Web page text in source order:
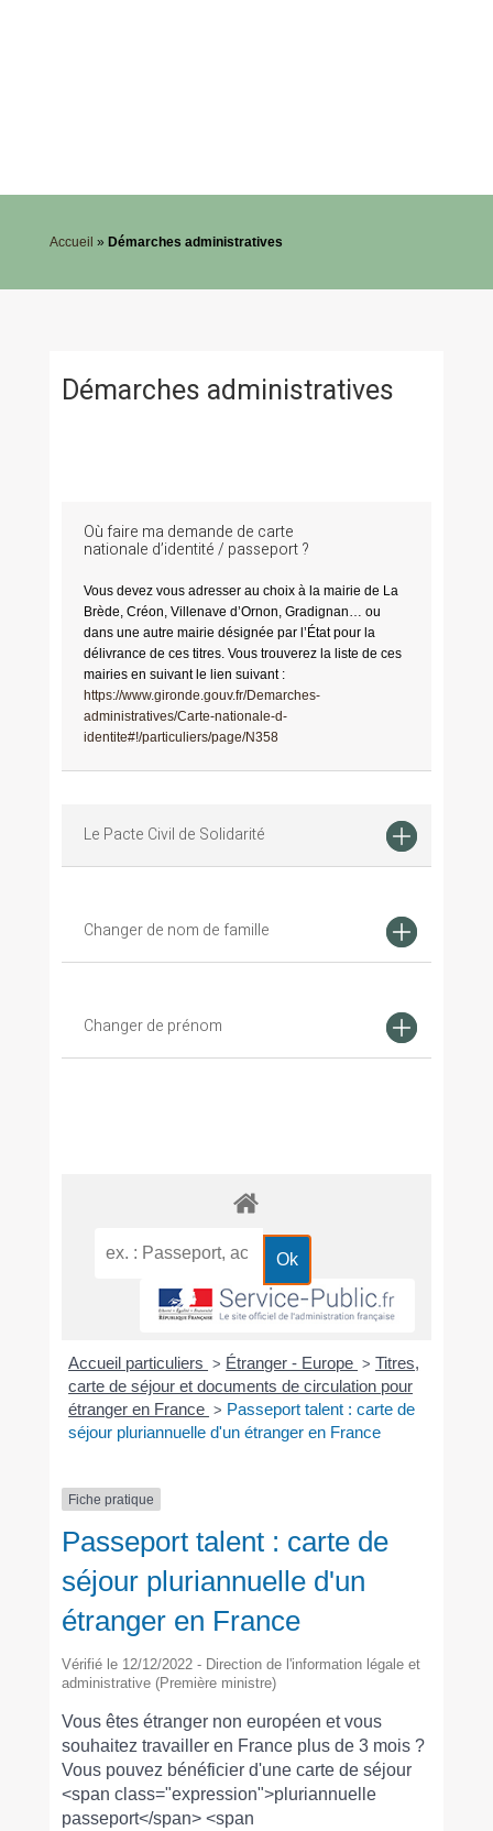
Accueil » Démarches administratives
Démarches administratives
Où faire ma demande de carte
nationale d’identité / passeport ?
Vous devez vous adresser au choix à la mairie de La
Brède, Créon, Villenave d’Ornon, Gradignan… ou
dans une autre mairie désignée par l’État pour la
délivrance de ces titres. Vous trouverez la liste de ces
mairies en suivant le lien suivant :
https://www.gironde.gouv.fr/Demarches-
administratives/Carte-nationale-d-
identite#!/particuliers/page/N358
Le Pacte Civil de Solidarité
Changer de nom de famille
Changer de prénom
Accueil particuliers > Étranger - Europe > Titres,
carte de séjour et documents de circulation pour
étranger en France > Passeport talent : carte de
séjour pluriannuelle d'un étranger en France
Fiche pratique
Passeport talent : carte de
séjour pluriannuelle d'un
étranger en France
Vérifié le 12/12/2022 - Direction de l'information légale et
administrative (Première ministre)
Vous êtes étranger non européen et vous
souhaitez travailler en France plus de 3 mois ?
Vous pouvez bénéficier d'une carte de séjour
<span class="expression">pluriannuelle
passeport</span> <span